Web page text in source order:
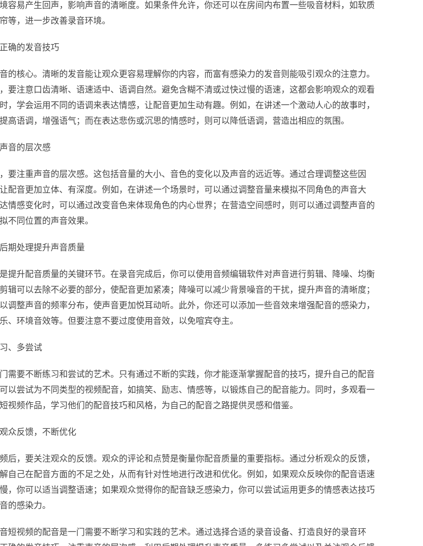
容易产生回声，影响声音的清晰度。如果条件允许，你还可以在房间内布置一些吸音材料，如软质
等，进一步改善录音环境。
确的发音技巧
的核心。清晰的发音能让观众更容易理解你的内容，而富有感染力的发音则能吸引观众的注意力。
要注意口齿清晰、语速适中、语调自然。避免含糊不清或过快过慢的语速，这都会影响观众的观看
，学会运用不同的语调来表达情感，让配音更加生动有趣。例如，在讲述一个激动人心的故事时，
高语调，增强语气；而在表达悲伤或沉思的情感时，则可以降低语调，营造出相应的氛围。
音的层次感
要注重声音的层次感。这包括音量的大小、音色的变化以及声音的远近等。通过合理调整这些因
配音更加立体、有深度。例如，在讲述一个场景时，可以通过调整音量来模拟不同角色的声音大
情感变化时，可以通过改变音色来体现角色的内心世界；在营造空间感时，则可以通过调整声音的
不同位置的声音效果。
期处理提升声音质量
提升配音质量的关键环节。在录音完成后，你可以使用音频编辑软件对声音进行剪辑、降噪、均衡
辑可以去除不必要的部分，使配音更加紧凑；降噪可以减少背景噪音的干扰，提升声音的清晰度；
调整声音的频率分布，使声音更加悦耳动听。此外，你还可以添加一些音效来增强配音的感染力，
、环境音效等。但要注意不要过度使用音效，以免喧宾夺主。
、多尝试
需要不断练习和尝试的艺术。只有通过不断的实践，你才能逐渐掌握配音的技巧，提升自己的配音
以尝试为不同类型的视频配音，如搞笑、励志、情感等，以锻炼自己的配音能力。同时，多观看一
视频作品，学习他们的配音技巧和风格，为自己的配音之路提供灵感和借鉴。
众反馈，不断优化
后，要关注观众的反馈。观众的评论和点赞是衡量你配音质量的重要指标。通过分析观众的反馈，
自己在配音方面的不足之处，从而有针对性地进行改进和优化。例如，如果观众反映你的配音语速
，你可以适当调整语速；如果观众觉得你的配音缺乏感染力，你可以尝试运用更多的情感表达技巧
的感染力。
短视频的配音是一门需要不断学习和实践的艺术。通过选择合适的录音设备、打造良好的录音环